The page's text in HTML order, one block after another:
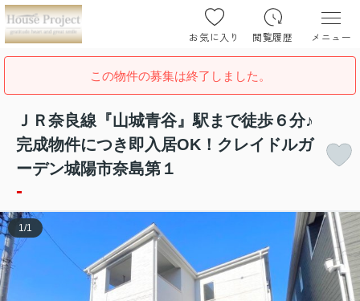
お気に入り 閲覧履歴 メニュー
この物件の募集は終了しました。
ＪＲ奈良線『山城青谷』駅まで徒歩６分♪
完成物件につき即入居OK！クレイドルガ
ーデン城陽市奈島第１
-
1 /1